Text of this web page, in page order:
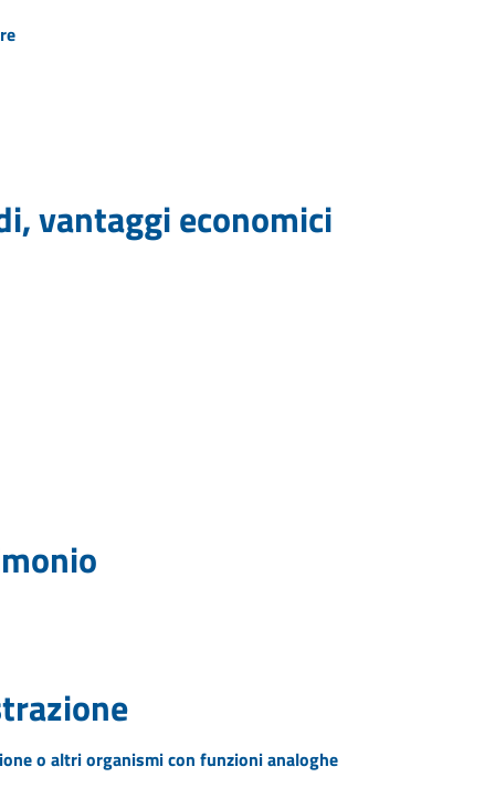
vantaggi economici
o altri organismi con funzioni analoghe